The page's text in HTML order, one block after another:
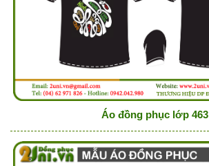
Áo đồng phục lớp 463